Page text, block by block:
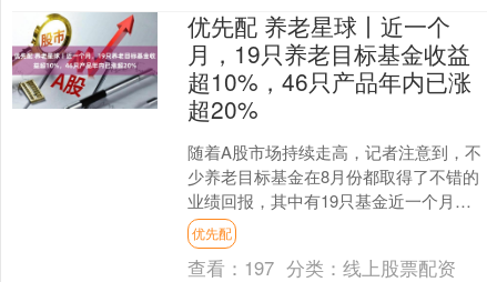
优先配 养老星球丨近一个
月，19只养老目标基金收益
超10%，46只产品年内已涨
超20%
随着A股市场持续走高，记者注意到，不
少养老目标基金在8月份都取得了不错的
业绩回报，其中有19只基金近一个月的
收益超过10%。 另外，截至8月末，今年
以来所有养老....
优先配
查看： 197 分类：线上股票配资